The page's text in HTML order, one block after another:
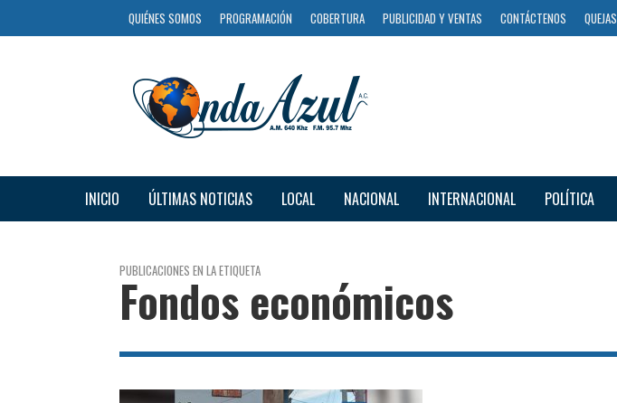
QUIÉNES SOMOS PROGRAMACIÓN COBERTURA PUBLICIDAD Y VENTAS CONTÁCTENOS QUEJAS
INICIO ÚLTIMAS NOTICIAS LOCAL NACIONAL INTERNACIONAL POLÍTICA
PUBLICACIONES EN LA ETIQUETA
Fondos económicos